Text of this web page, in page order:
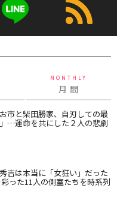
MONTHLY
月 間
市と柴田勝家、自刃しての最
…運命を共にした２人の悲劇
吉は本当に「女狂い」だった
った11人の側室たちを時系列